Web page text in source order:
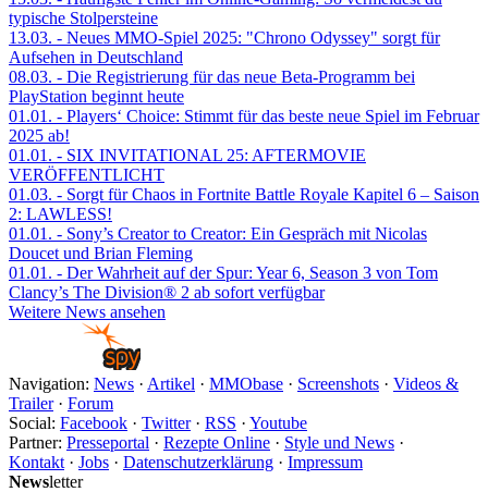
typische Stolpersteine
13.03. - Neues MMO-Spiel 2025: "Chrono Odyssey" sorgt für
Aufsehen in Deutschland
08.03. - Die Registrierung für das neue Beta-Programm bei
PlayStation beginnt heute
01.01. - Players‘ Choice: Stimmt für das beste neue Spiel im Februar
2025 ab!
01.01. - SIX INVITATIONAL 25: AFTERMOVIE
VERÖFFENTLICHT
01.03. - Sorgt für Chaos in Fortnite Battle Royale Kapitel 6 – Saison
2: LAWLESS!
01.01. - Sony’s Creator to Creator: Ein Gespräch mit Nicolas
Doucet und Brian Fleming
01.01. - Der Wahrheit auf der Spur: Year 6, Season 3 von Tom
Clancy’s The Division® 2 ab sofort verfügbar
Weitere News ansehen
Navigation: News · Artikel · MMObase · Screenshots · Videos &
Trailer· Forum
Social: Facebook · Twitter· RSS · Youtube
Partner: Presseportal · Rezepte Online · Style und News ·
Kontakt · Jobs · Datenschutzerklärung · Impressum
Newsletter